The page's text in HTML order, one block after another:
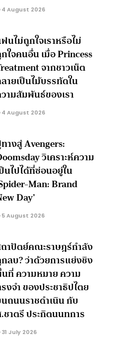
4 August 2026
นไม่ถูกใจเราหรือไม่
ใจคนอื่น เมื่อ Princess
จากชาวเน็ต
ายเป็นไม้บรรทัดใน
ามสัมพันธ์ของเรา
4 August 2026
างสู่ Avengers:
วิเคราะห์ความ
นไปได้ที่ซ่อนอยู่ใน
Man: Brand
Day’
5 August 2026
าปัตย์คณะราษฎร์กำลัง
ลบ? ว่าด้วยการแย่งชิง
ที่ ความหมาย ความ
งจำ ของประชาธิปไตย
ถนนราชดำเนิน กับ
ชาตรี ประกิตนนทการ
31 July 2026